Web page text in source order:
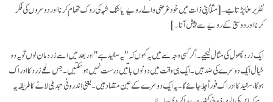
نظر برتنا پڑتا ہے۔[مثلاً اپنی ذات میں خود غرضی والے رویے یا شک شبہ کی روک تھام کرنا اور دوسروں کی فکر
کرنا اور دوستی کے رویے سےپیش آنا۔]
ایک زرد پھول کی مثال لیجیے۔ اگر کسی وجہ سے میں یہ کہوں کہ "یہ سفید ہے" اور بعد میں اسے زرد مان لوں تو یہ دو
خیال ایک دوسرے کی ضد ہیں۔ ایک ہی وقت میں دونوں باتیں درست نہیں ہو سکتیں۔ جس لمحے زرد کا ادراک
ہوگا، سفید کا ادراک فوراً چلا جائے گا۔ یہ ایک دوسرے کے عین متضاد ہیں۔ یعنی اندرونی تبدیلی لانے کا طریقہ یہ